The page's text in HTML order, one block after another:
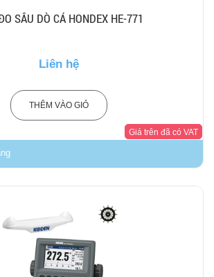
SÂU DÒ CÁ HONDEX HE-771
Liên hệ
THÊM VÀO GIỎ
Giá trên đã có VAT